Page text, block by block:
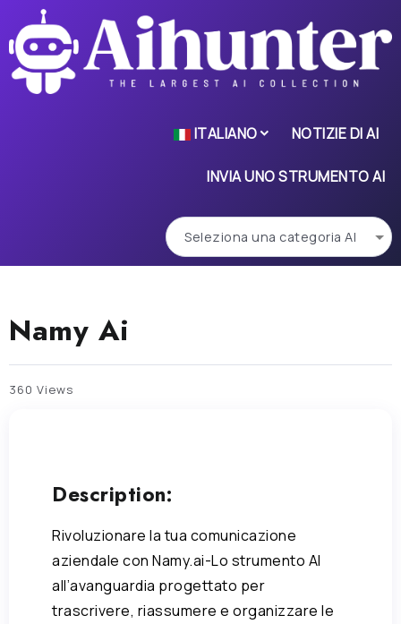
ITALIANO NOTIZIE DI AI
INVIA UNO STRUMENTO AI
Namy Ai
360 Views
Description:
Rivoluzionare la tua comunicazione
aziendale con Namy.ai-Lo strumento AI
all’avanguardia progettato per
trascrivere, riassumere e organizzare le